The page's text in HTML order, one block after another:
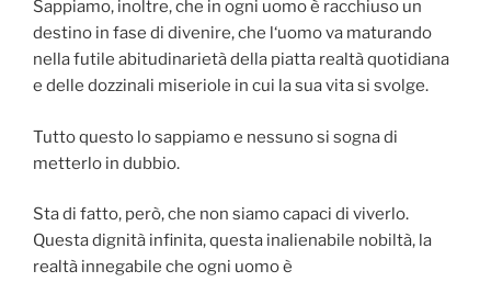
Sappiamo, inoltre, che in ogni uomo è racchiuso un
destino in fase di divenire, che l‘uomo va maturando
nella futile abitudinarietà della piatta realtà quotidiana
e delle dozzinali miseriole in cui la sua vita si svolge.
Tutto questo lo sappiamo e nessuno si sogna di
metterlo in dubbio.
Sta di fatto, però, che non siamo capaci di viverlo.
Questa dignità infinita, questa inalienabile nobiltà, la
realtà innegabile che ogni uomo è